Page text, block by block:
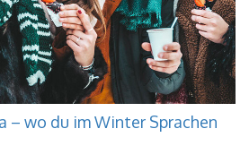
– wo du im Winter Sprachen